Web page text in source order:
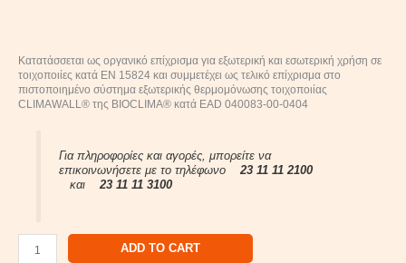
Κατατάσσεται ως οργανικό επίχρισμα για εξωτερική και εσωτερική χρήση σε
τοιχοποιίες κατά ΕΝ 15824 και συμμετέχει ως τελικό επίχρισμα στο
πιστοποιημένο σύστημα εξωτερικής θερμομόνωσης τοιχοποιίας
CLIMAWALL® της BIOCLIMA® κατά EAD 040083-00-0404
Για πληροφορίες και αγορές, μπορείτε να
επικοινωνήσετε με το τηλέφωνο23 11 11 2100
και23 11 11 3100
ADD TO CART